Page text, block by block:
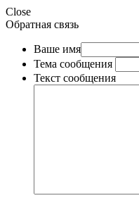
Close
Обратная связь
Ваше имя
Тема сообщения
Текст сообщения